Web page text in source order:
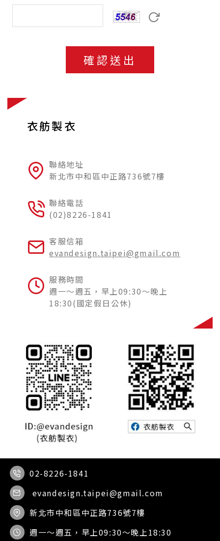
確認送出
衣舫製衣
聯絡地址
新北市中和區中正路736號7樓
聯絡電話
(02)8226-1841
客服信箱
evandesign.taipei@gmail.com
服務時間
週一～週五，早上09:30～晚上
18:30(國定假日公休)
02-8226-1841
evandesign.taipei@gmail.com
新北市中和區中正路736號7樓
週一～週五，早上09:30～晚上18:30